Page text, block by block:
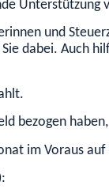
Unterstützung
und
dabei. Auch
bezogen
im Voraus